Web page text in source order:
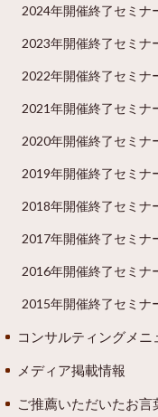
2024年開催終了セミナ
2023年開催終了セミナ
2022年開催終了セミナ
2021年開催終了セミナ
2020年開催終了セミナ
2019年開催終了セミナ
2018年開催終了セミナ
2017年開催終了セミナ
2016年開催終了セミナ
2015年開催終了セミナ
コンサルティングメニ
メディア掲載情報
ご推薦いただいたお言